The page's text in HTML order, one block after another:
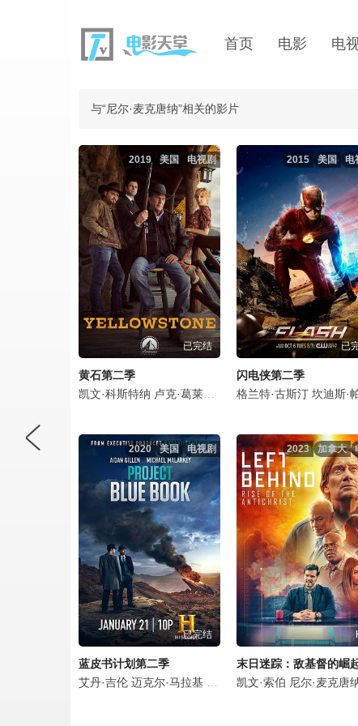
首页 电影 电
与“尼尔·麦克唐纳”相关的影片
电视剧
美国
2019
已完结
黄石第二季
凯文·科斯特纳 卢克·葛莱姆斯 凯利·蕾莉 韦斯·本特利
电
美国
2015
已
闪电侠第二季
格兰特·古斯汀 坎迪斯·帕
电视剧
美国
2020
已完结
蓝皮书计划第二季
艾丹·吉伦 迈克尔·马拉基 劳拉·门内尔 克塞尼亚·索罗
加拿大
2023
末日迷踪：敌基督的崛
凯文·索伯 尼尔·麦克唐